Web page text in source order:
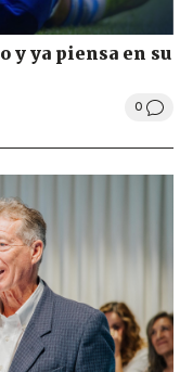
y ya piensa en su
0